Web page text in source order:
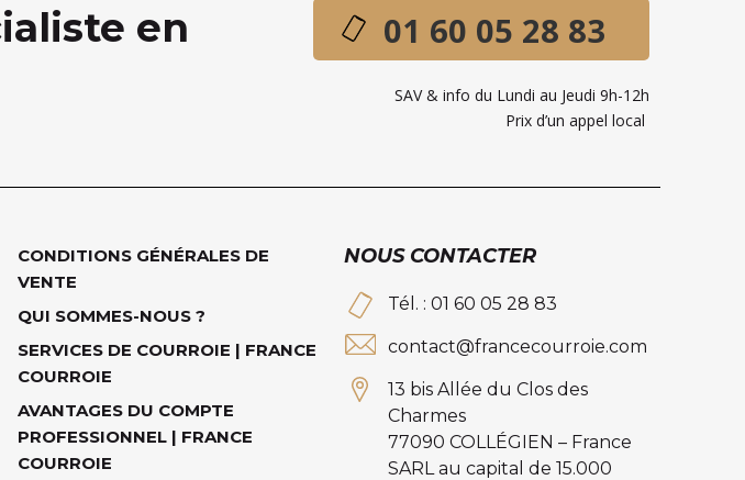
en
01 60 05 28 83
SAV & info du Lundi au Jeudi 9h-12h
Prix d’un appel local
CONDITIONS GÉNÉRALES DE
VENTE
QUI SOMMES-NOUS ?
SERVICES DE COURROIE | FRANCE
COURROIE
AVANTAGES DU COMPTE
PROFESSIONNEL | FRANCE
COURROIE
NOUS CONTACTER
Tél. : 01 60 05 28 83
contact@francecourroie.com
13 bis Allée du Clos des
Charmes
77090 COLLÉGIEN – France
SARL au capital de 15.000